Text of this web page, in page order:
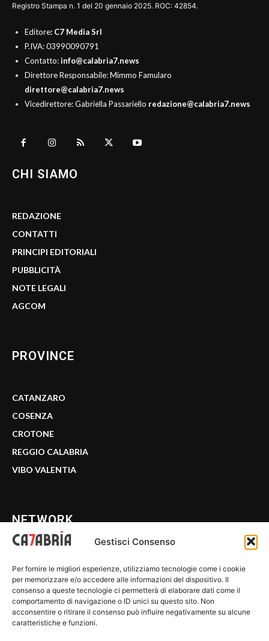
Gestisci Consenso
Per fornire le migliori esperienze, utilizziamo tecnologie come i cookie
per memorizzare e/o accedere alle informazioni del dispositivo. Il
consenso a queste tecnologie ci permetterà di elaborare dati come il
comportamento di navigazione o ID unici su questo sito. Non
acconsentire o ritirare il consenso può influire negativamente su alcune
caratteristiche e funzioni.
Registro Stampa n. 1 del 20 gennaio 2025. ROC: 42854.
Editore: C7 Media Srl
P.IVA: 03990090791
Contatto:info@calabria7.news
Direttore Responsabile: Mimmo Famularo
direttore@calabria7.news
Vicedirettore: Gabriella Passariello redazione@calabria7.news
CHI SIAMO
REDAZIONE
CONTATTI
PRINCIPI EDITORIALI
PUBBLICITÀ
NOTE LEGALI
AGCOM
PROVINCE
CATANZARO
COSENZA
CROTONE
REGGIO CALABRIA
VIBO VALENTIA
NETWORK
WE CALABRIA
C7 PLAY
MIX ZONE